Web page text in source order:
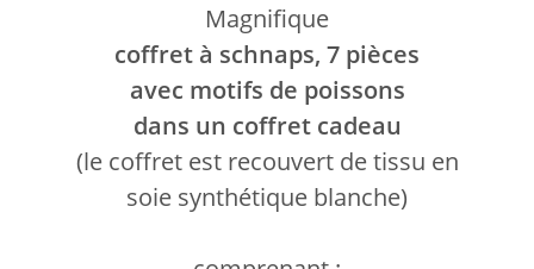
Magnifique
coffret à schnaps, 7 pièces
avec motifs de poissons
dans un coffret cadeau
(le coffret est recouvert de tissu en
soie synthétique blanche)